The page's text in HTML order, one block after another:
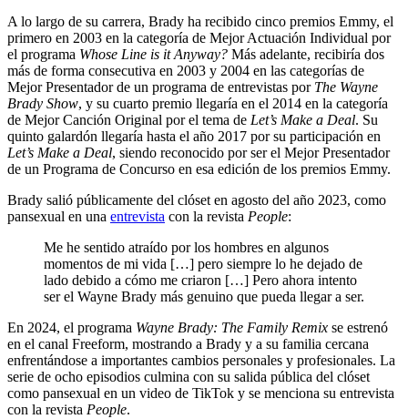
A lo largo de su carrera, Brady ha recibido cinco premios Emmy, el
primero en 2003 en la categoría de Mejor Actuación Individual por
el programa Whose Line is it Anyway? Más adelante, recibiría dos
más de forma consecutiva en 2003 y 2004 en las categorías de
Mejor Presentador de un programa de entrevistas por The Wayne
Brady Show, y su cuarto premio llegaría en el 2014 en la categoría
de Mejor Canción Original por el tema de Let’s Make a Deal. Su
quinto galardón llegaría hasta el año 2017 por su participación en
Let’s Make a Deal, siendo reconocido por ser el Mejor Presentador
de un Programa de Concurso en esa edición de los premios Emmy.
Brady salió públicamente del clóset en agosto del año 2023, como
pansexual en una entrevista con la revista People:
Me he sentido atraído por los hombres en algunos
momentos de mi vida […] pero siempre lo he dejado de
lado debido a cómo me criaron […] Pero ahora intento
ser el Wayne Brady más genuino que pueda llegar a ser.
En 2024, el programa Wayne Brady: The Family Remix se estrenó
en el canal Freeform, mostrando a Brady y a su familia cercana
enfrentándose a importantes cambios personales y profesionales. La
serie de ocho episodios culmina con su salida pública del clóset
como pansexual en un video de TikTok y se menciona su entrevista
con la revista People.